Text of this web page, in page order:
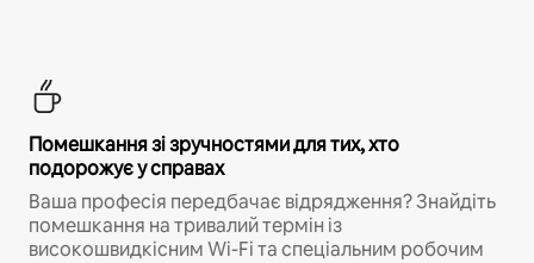
Помешкання зі зручностями для тих, хто
подорожує у справах
Ваша професія передбачає відрядження? Знайдіть
помешкання на тривалий термін із
високошвидкісним Wi-Fi та спеціальним робочим